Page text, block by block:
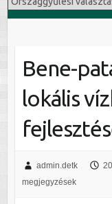
Bene-
lokális
admin.detk
megjegyzések